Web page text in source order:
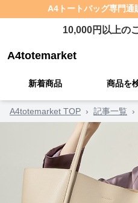
A4トートバッグ専門通
10,000円以上の
A4totemarket
新着商品 商品を
A4totemarket TOP › 記事一覧 ›